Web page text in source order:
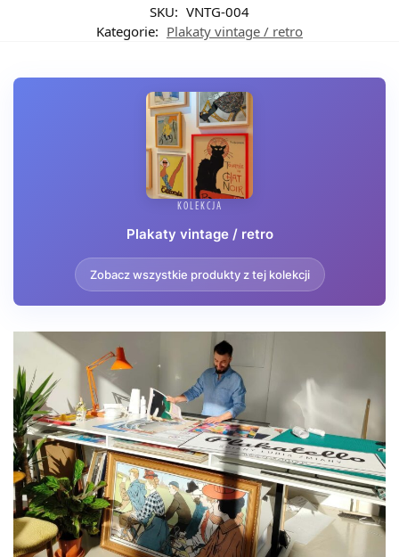
SKU: VNTG-004
Kategorie: Plakaty vintage / retro
KOLEKCJA
Plakaty vintage / retro
Zobacz wszystkie produkty z tej kolekcji